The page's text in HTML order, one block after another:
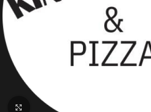
Klik for at forstørre